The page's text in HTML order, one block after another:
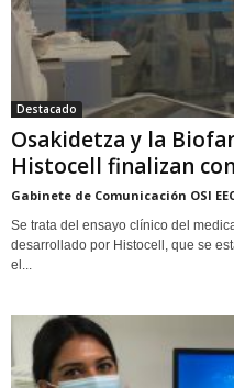
Destacado
Osakidetza y la
Histocell finalizan
Gabinete de Comunicación OSI
Se trata del ensayo clínico del
desarrollado por Histocell, que se
el...